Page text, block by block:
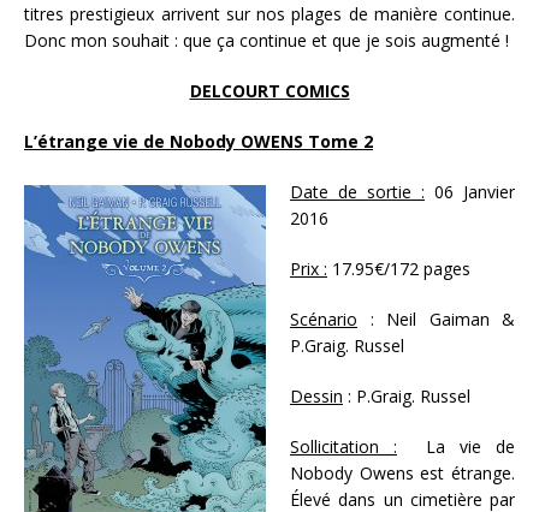
titres prestigieux arrivent sur nos plages de manière continue.
Donc mon souhait : que ça continue et que je sois augmenté !
DELCOURT COMICS
L’étrange vie de Nobody OWENS Tome 2
Date de sortie : 06 Janvier
2016
Prix : 17.95€/172 pages
Scénario : Neil Gaiman &
P.Graig. Russel
Dessin : P.Graig. Russel
Sollicitation : La vie de
Nobody Owens est étrange.
Élevé dans un cimetière par